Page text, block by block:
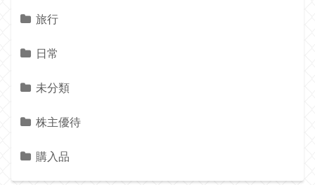
旅行
日常
未分類
株主優待
購入品